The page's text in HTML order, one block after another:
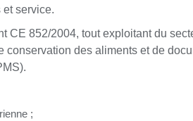
service.
CE 852/2004, tout exploitant du
conservation des aliments et de
;